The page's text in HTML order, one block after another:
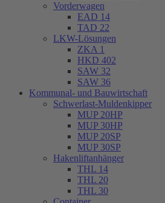
Vorderwagen
EAD 14
TAD 22
LKW-Lösungen
ZKA 1
HKD 402
SAW 32
SAW 36
Kommunal- und Bauwirtschaft
Schwerlast-Muldenkipper
MUP 20HP
MUP 30HP
MUP 20SP
MUP 30SP
Hakenliftanhänger
THL 14
THL 20
THL 30